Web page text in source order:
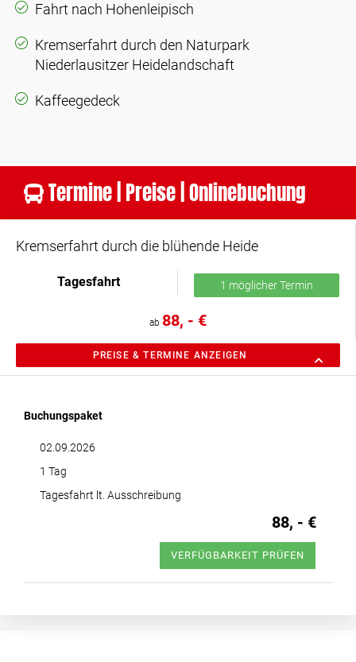
Fahrt nach Hohenleipisch
Kremserfahrt durch den Naturpark
Niederlausitzer Heidelandschaft
Kaffeegedeck
Termine | Preise | Onlinebuchung
Kremserfahrt durch die blühende Heide
Tagesfahrt 1 möglicher Termin
ab 88, - €
PREISE & TERMINE ANZEIGEN
Buchungspaket
02.09.2026
1 Tag
Tagesfahrt lt. Ausschreibung
88, - €
VERFÜGBARKEIT PRÜFEN